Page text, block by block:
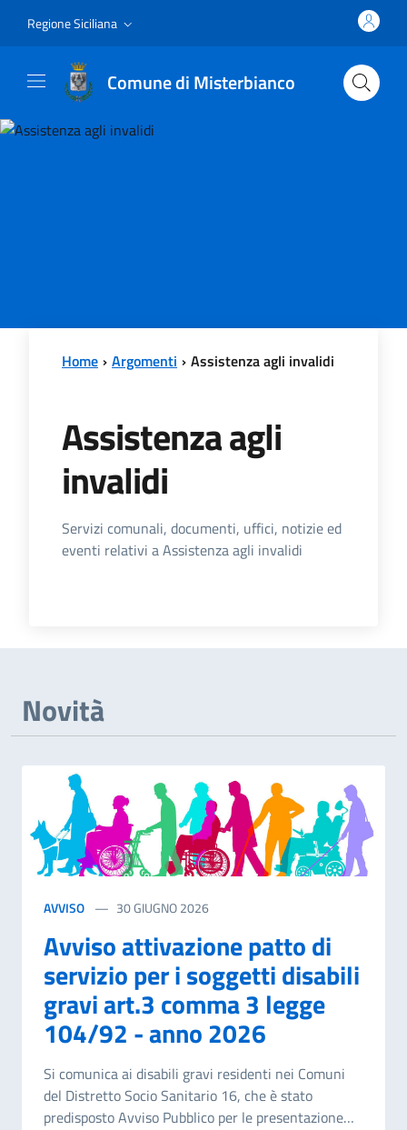
Regione Siciliana
Comune di Misterbianco
Home Argomenti Assistenza agli invalidi
Assistenza agli
invalidi
Dettagli dell'Argomento
Servizi comunali, documenti, uffici, notizie ed
eventi relativi a Assistenza agli invalidi
Novità
AVVISO 30 GIUGNO 2026
Avviso attivazione patto di
servizio per i soggetti disabili
gravi art.3 comma 3 legge
104/92 - anno 2026
Si comunica ai disabili gravi residenti nei Comuni
del Distretto Socio Sanitario 16, che è stato
predisposto Avviso Pubblico per le presentazione